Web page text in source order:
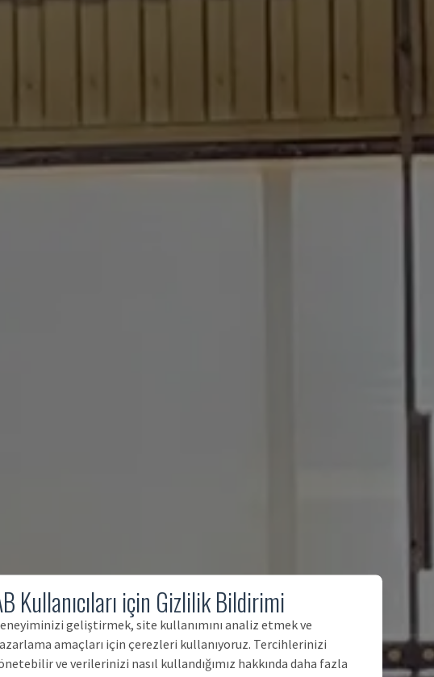
Kullanıcıları için Gizlilik Bildirimi
geliştirmek, site kullanımını analiz etmek ve
amaçları için çerezleri kullanıyoruz. Tercihlerinizi
ve verilerinizi nasıl kullandığımız hakkında daha fazla